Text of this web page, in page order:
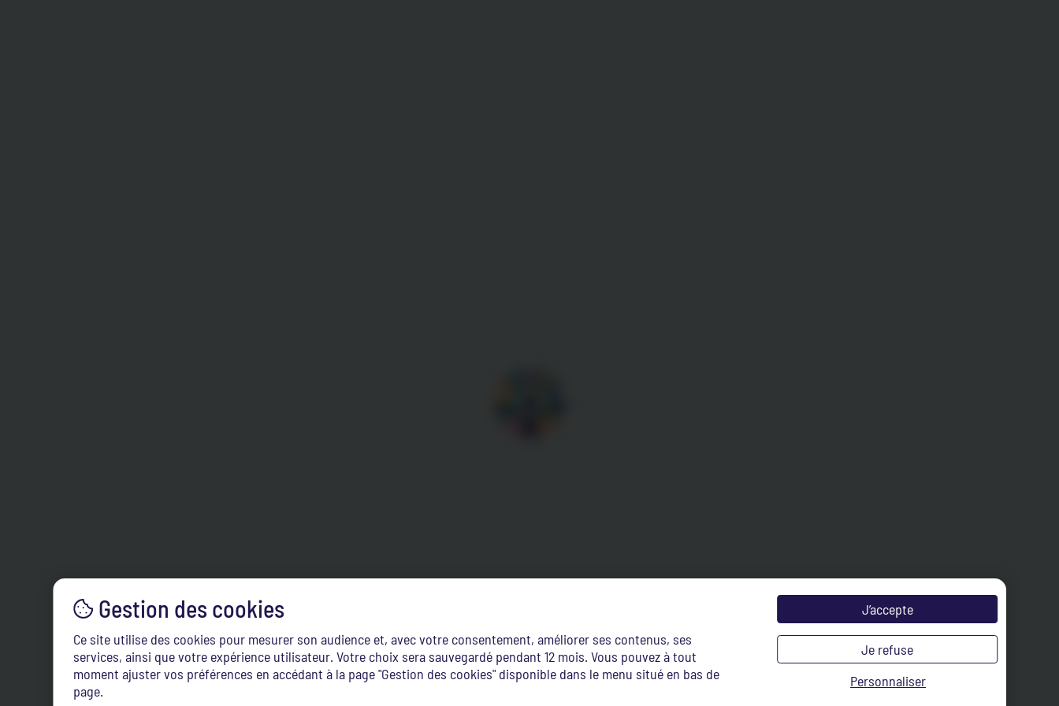
Ce site utilise des cookies pour mesurer son audience et, avec votre consentement, améliorer ses contenus, ses
services, ainsi que votre expérience utilisateur. Votre choix sera sauvegardé pendant 12 mois. Vous pouvez à tout
moment ajuster vos préférences en accédant à la page "Gestion des cookies" disponible dans le menu situé en bas de
page.
J’accepte
Je refuse
Personnaliser